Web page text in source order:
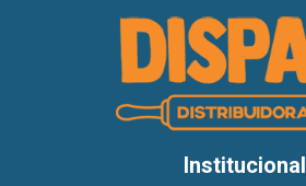
Institucional